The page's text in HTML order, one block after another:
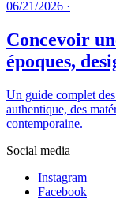
06/21/2026 ·
Concevoir
époques,
Un guide complet
authentique, des
contemporaine.
Social media
Instagram
Facebook